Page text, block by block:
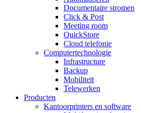
Documentaire stromen
Click & Post
Meeting room
QuickStore
Cloud telefonie
Computertechnologie
Infrastructure
Backup
Mobiliteit
Telewerken
Producten
Kantoorprinters en software